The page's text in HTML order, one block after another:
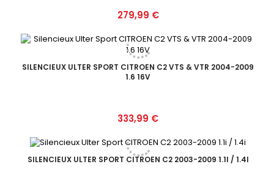
Prix
279,99 €
SILENCIEUX ULTER SPORT CITROEN C2 VTS & VTR 2004-2009
1.6 16V
Prix
333,99 €
SILENCIEUX ULTER SPORT CITROEN C2 2003-2009 1.1I / 1.4I